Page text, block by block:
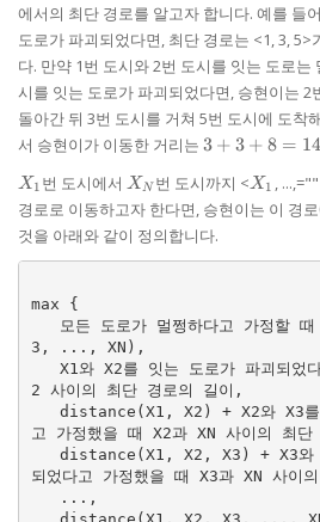
에서의 최단 경로를 알고자 합니다. 예를 들
도로가 파괴되었다면, 최단 경로는 <1, 3, 5>
다. 만약 1번 도시와 2번 도시를 잇는 도로는
시를 잇는 도로가 파괴되었다면, 승현이는 2
돌아간 뒤 3번 도시를 거쳐 5번 도시에 도착
서 승현이가 이동한 거리는 3
3
+
8
=
3 + 3 + 8 = 14
X_{1}
X1 번 도시에서X_{N}
XN 번 도시까지 <X_{1}
X1 , ...,=""
경로로 이동하고자 한다면, 승현이는 이 경
것을 아래와 같이 정의합니다.
max {
3, ..., XN),
2 사이의 최단 경로의 길이,
고 가정했을 때 X2과 XN 사이의 최단
되었다고 가정했을 때 X3과 XN 사이